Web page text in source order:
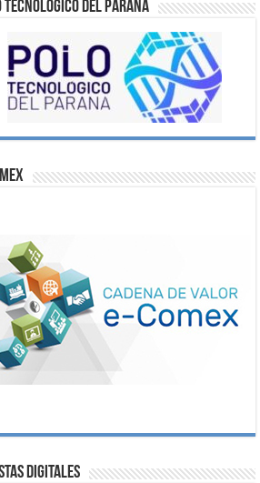
Tecnológico del Paraná
digitales